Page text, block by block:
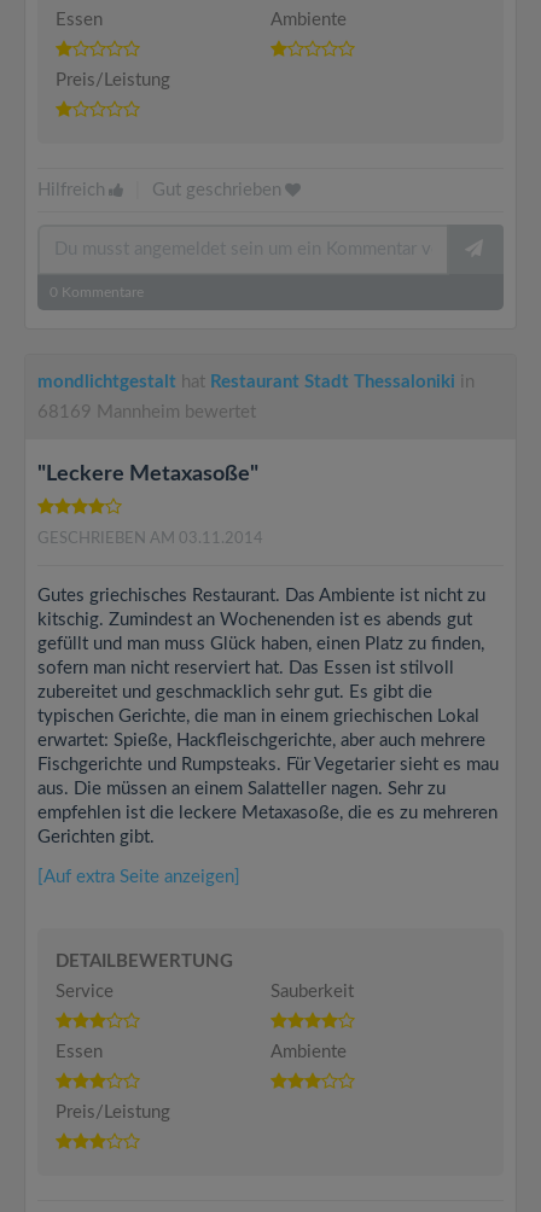
Essen Ambiente
Preis/Leistung
Hilfreich Gut geschrieben
0 Kommentare
mondlichtgestalt hat Restaurant Stadt Thessaloniki in
68169 Mannheim bewertet
"Leckere Metaxasoße"
GESCHRIEBEN AM 03.11.2014
Gutes griechisches Restaurant. Das Ambiente ist nicht zu
kitschig. Zumindest an Wochenenden ist es abends gut
gefüllt und man muss Glück haben, einen Platz zu finden,
sofern man nicht reserviert hat. Das Essen ist stilvoll
zubereitet und geschmacklich sehr gut. Es gibt die
typischen Gerichte, die man in einem griechischen Lokal
erwartet: Spieße, Hackfleischgerichte, aber auch mehrere
Fischgerichte und Rumpsteaks. Für Vegetarier sieht es mau
aus. Die müssen an einem Salatteller nagen. Sehr zu
empfehlen ist die leckere Metaxasoße, die es zu mehreren
Gerichten gibt.
[Auf extra Seite anzeigen]
DETAILBEWERTUNG
Service
Sauberkeit
Essen Ambiente
Preis/Leistung